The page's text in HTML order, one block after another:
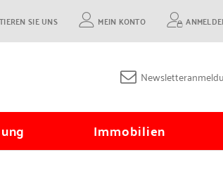
SIE UNS MEIN KONTO
Immobilien